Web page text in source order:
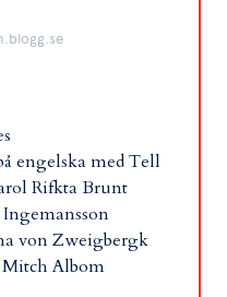
engelska med Tell
Rifkta Brunt
von Zweigbergk
Albom